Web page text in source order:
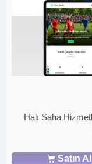
Halı Saha
Satın Al